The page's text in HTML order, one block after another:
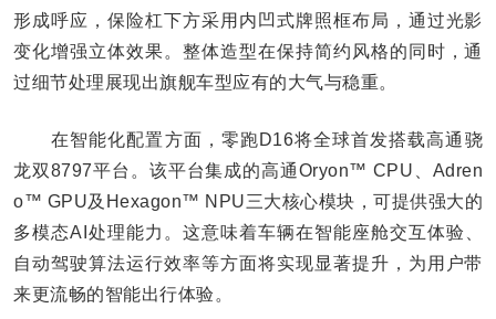
形成呼应，保险杠下方采用内凹式牌照框布局，通过光影
变化增强立体效果。整体造型在保持简约风格的同时，通
过细节处理展现出旗舰车型应有的大气与稳重。
在智能化配置方面，零跑D16将全球首发搭载高通骁
龙双8797平台。该平台集成的高通Oryon™ CPU、Adren
o™ GPU及Hexagon™ NPU三大核心模块，可提供强大的
多模态AI处理能力。这意味着车辆在智能座舱交互体验、
自动驾驶算法运行效率等方面将实现显著提升，为用户带
来更流畅的智能出行体验。